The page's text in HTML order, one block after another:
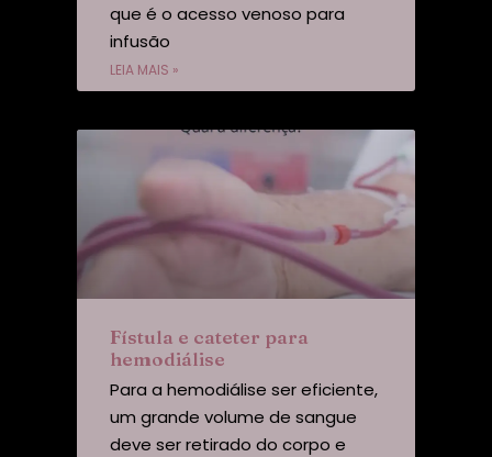
que é o acesso venoso para
infusão
LEIA MAIS »
Fístula e cateter para
hemodiálise
Para a hemodiálise ser eficiente,
um grande volume de sangue
deve ser retirado do corpo e